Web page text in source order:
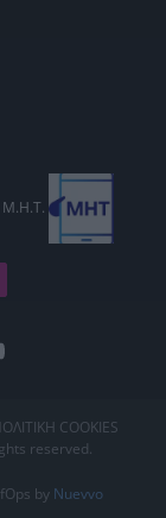
Μ.Η.Τ.
COOKIES
reserved.
by Nuevvo